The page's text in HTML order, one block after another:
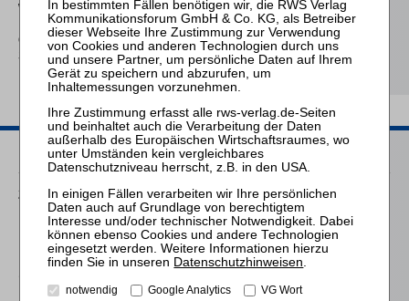
Widerstreit der
Interessen von
Gläubigern und
Schuldner
Passende Seminare
25.08.2026
Praktiker-Webinar Vom Listenplatz zur Zulassung – Das neue
Berufsrecht der Insolvenzverwalter
Mitarbeiter-Webinar Vertiefung der Bearbeitung der
Datenschutzhinweisen
notwendig Google Analytics VG Wort